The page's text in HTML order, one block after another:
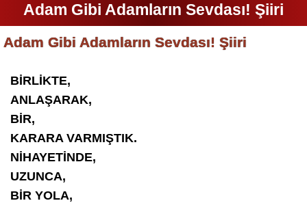
Adam Gibi Adamların Sevdası! Şiiri
Adam Gibi Adamların Sevdası! Şiiri
BİRLİKTE,
ANLAŞARAK,
BİR,
KARARA VARMIŞTIK.
NİHAYETİNDE,
UZUNCA,
BİR YOLA,